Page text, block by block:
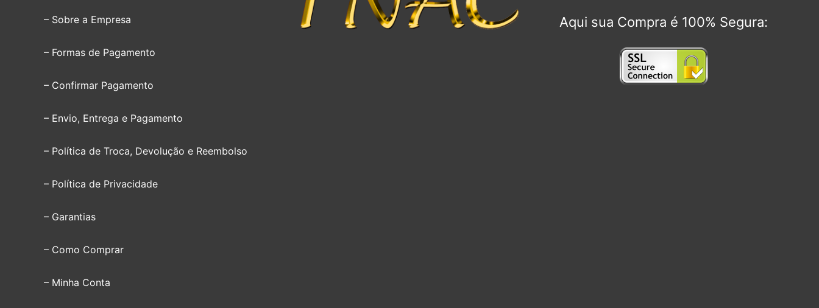
– Sobre a Empresa
– Formas de Pagamento
– Confirmar Pagamento
– Envio, Entrega e Pagamento
– Política de Troca, Devolução e Reembolso
– Política de Privacidade
– Garantias
– Como Comprar
– Minha Conta
Aqui sua Compra é 100% Segura: